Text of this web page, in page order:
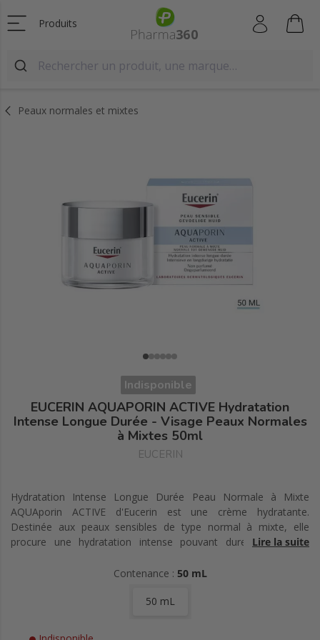
Produits
Peaux normales et mixtes
Indisponible
EUCERIN AQUAPORIN ACTIVE Hydratation
Intense Longue Durée - Visage Peaux Normales
à Mixtes 50ml
EUCERIN
Hydratation Intense Longue Durée Peau Normale à Mixte
AQUAporin ACTIVE d'Eucerin est une crème hydratante.
Destinée aux peaux sensibles de type normal à mixte, elle
procure une hydratation intense pouvant durer jusqu'à 24
d'hydratation de la peau : les aquaporines, qui sont de
entre les cellules. La formulation de ce soin contient notamment
molécule est reconnue pour stimuler la création d'aquaporine 3
Lire la suite
Contenance : 50 mL
50 mL